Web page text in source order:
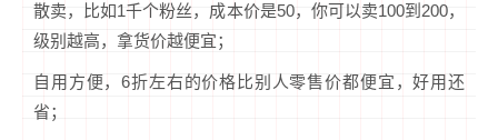
散卖，比如1千个粉丝，成本价是50，你可以卖100到200，
级别越高，拿货价越便宜；
自用方便，6折左右的价格比别人零售价都便宜，好用还
省；